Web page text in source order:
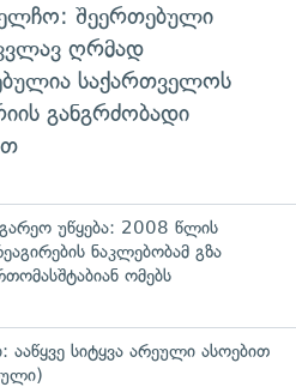
შეერთებული
ღრმად
საქართველოს
განგრძობადი
უწყება: 2008 წლის
ნაკლებობამ გზა
ომებს
სიტყვა არეული ასოებით